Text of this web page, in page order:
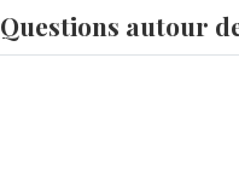
Questions autour